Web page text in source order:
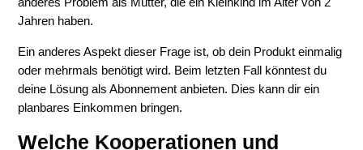
anderes Problem als Mütter, die ein Kleinkind im Alter von 2
Jahren haben.
Ein anderes Aspekt dieser Frage ist, ob dein Produkt einmalig
oder mehrmals benötigt wird. Beim letzten Fall könntest du
deine Lösung als Abonnement anbieten. Dies kann dir ein
planbares Einkommen bringen.
Welche Kooperationen und